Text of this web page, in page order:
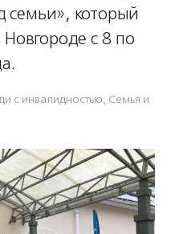
семьи», который
с 8 по
с инвалидностью, Семья и